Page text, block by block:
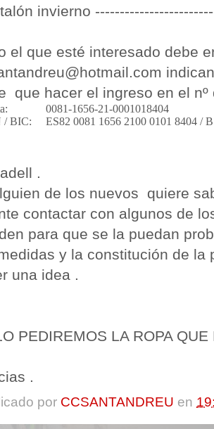
invierno
el que esté interesado debe
que hacer el ingreso en el nº
0081-1656-21-0001018404
/ BIC:
ES82 0081 1656 2100 0101 8404 /
.
de los nuevos
quiere
contactar con algunos de
para que se la puedan
y la constitución de la
una idea .
PEDIREMOS LA ROPA
.
por CCSANTANDREU en